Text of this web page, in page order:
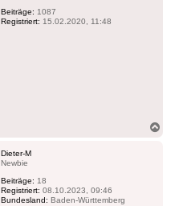
Beiträge: 1087
Registriert: 15.02.2020, 11:48
Dieter-M
Newbie
Beiträge: 18
Registriert: 08.10.2023, 09:46
Bundesland: Baden-Württemberg